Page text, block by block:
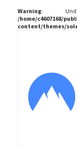
Warning:
/home/c4607168/
content/themes/